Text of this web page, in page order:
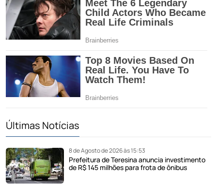
Últimas Notícias
8 de Agosto de 2026 às 15:53
Prefeitura de Teresina anuncia investimento
de R$ 145 milhões para frota de ônibus